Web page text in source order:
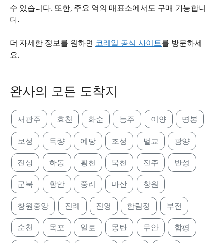
수 있습니다. 또한, 주요 역의 매표소에서도 구매 가능합니
다.
더 자세한 정보를 원하면 코레일 공식 사이트를 방문하세
요.
완사의 모든 도착지
서광주 효천 화순 능주 이양 명봉
보성 득량 예당 조성 벌교 광양
진상 하동 횡천 북천 진주 반성
군북 함안 중리 마산 창원
창원중앙 진례 진영 한림정 부전
순천 목포 일로 몽탄 무안 함평